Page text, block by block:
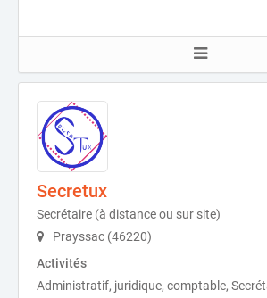
Secretux
Secrétaire (à distance ou sur site)
Prayssac (46220)
Activités
Administratif, juridique, comptable,